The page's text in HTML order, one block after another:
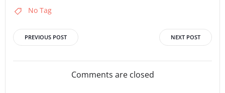
No Tag
Post
navigation
PREVIOUS POST
navigation
NEXT POST
Comments are closed